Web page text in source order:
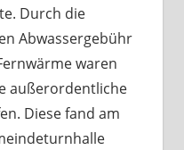
Durch die
Abwassergebühr
waren
außerordentliche
Diese fand am